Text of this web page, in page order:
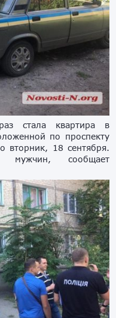
стала квартира в
по проспекту
вторник, 18 сентября.
мужчин, сообщает